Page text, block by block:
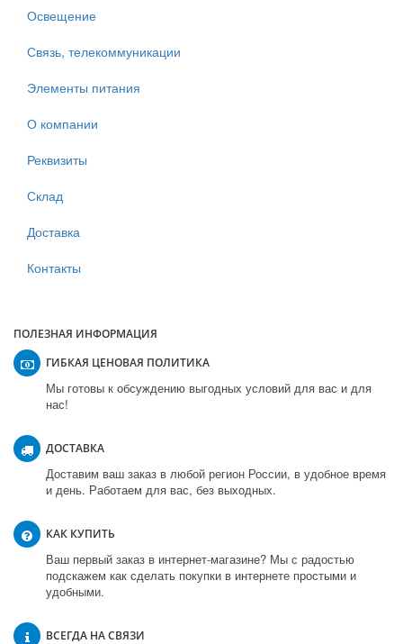
Освещение
Связь, телекоммуникации
Элементы питания
О компании
Реквизиты
Склад
Доставка
Контакты
ПОЛЕЗНАЯ ИНФОРМАЦИЯ
ГИБКАЯ ЦЕНОВАЯ ПОЛИТИКА
Мы готовы к обсуждению выгодных условий для вас и для
нас!
ДОСТАВКА
Доставим ваш заказ в любой регион России, в удобное время
и день. Работаем для вас, без выходных.
КАК КУПИТЬ
Ваш первый заказ в интернет-магазине? Мы с радостью
подскажем как сделать покупки в интернете простыми и
удобными.
ВСЕГДА НА СВЯЗИ